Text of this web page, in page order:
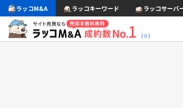
ラッコM&A ラッコキーワード ラッコサーバ
(※)